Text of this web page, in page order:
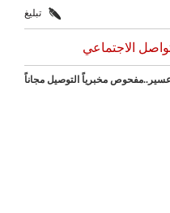
تبليغ
الاجتماعي
مخبرياً التوصيل مجاناً